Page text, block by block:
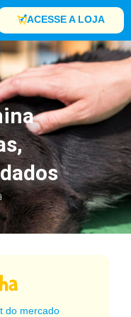
ACESSE A LOJA
do mercado